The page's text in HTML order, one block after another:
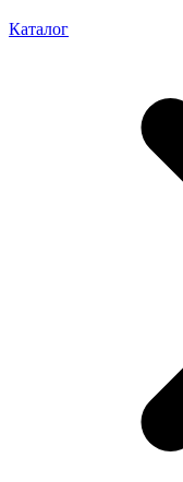
Каталог